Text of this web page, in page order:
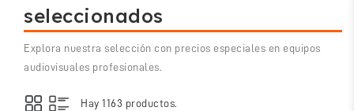
seleccionados
Explora nuestra selección con precios especiales en equipos
audiovisuales profesionales.
Hay 1163 productos.